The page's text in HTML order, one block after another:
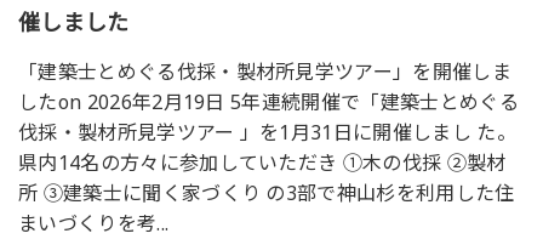
催しました
「建築士とめぐる伐採・製材所見学ツアー」を開催しま
したon 2026年2月19日 5年連続開催で「建築士とめぐる
伐採・製材所見学ツアー 」を1月31日に開催しまし た。
県内14名の方々に参加していただき ①木の伐採 ②製材
所 ③建築士に聞く家づくり の3部で神山杉を利用した住
まいづくりを考...